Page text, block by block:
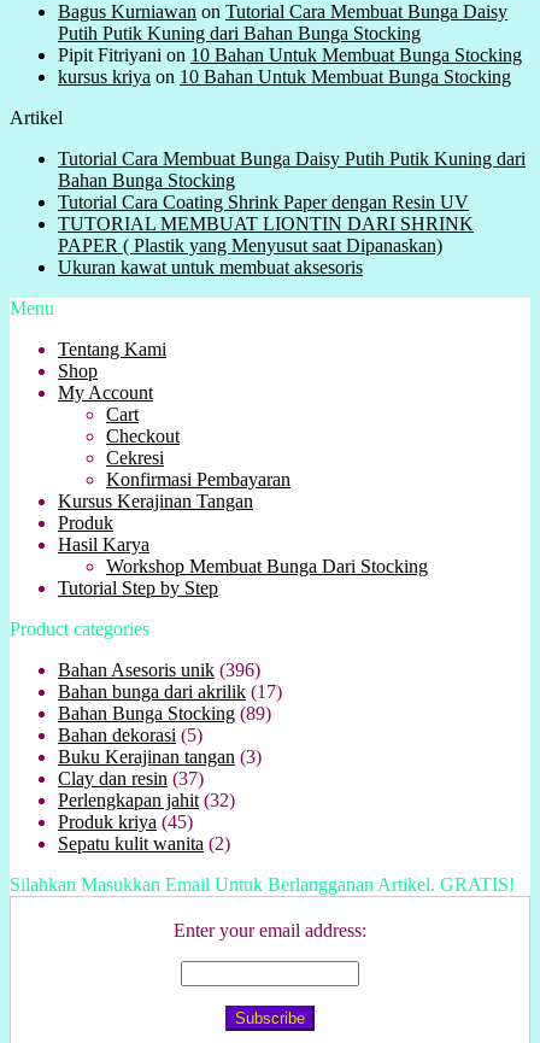
Bagus Kurniawan on Tutorial Cara Membuat Bunga Daisy
Putih Putik Kuning dari Bahan Bunga Stocking
Pipit Fitriyani on 10 Bahan Untuk Membuat Bunga Stocking
kursus kriya on 10 Bahan Untuk Membuat Bunga Stocking
Artikel
Tutorial Cara Membuat Bunga Daisy Putih Putik Kuning dari
Bahan Bunga Stocking
Tutorial Cara Coating Shrink Paper dengan Resin UV
TUTORIAL MEMBUAT LIONTIN DARI SHRINK
PAPER ( Plastik yang Menyusut saat Dipanaskan)
Ukuran kawat untuk membuat aksesoris
Menu
Tentang Kami
Shop
My Account
Cart
Checkout
Cekresi
Konfirmasi Pembayaran
Kursus Kerajinan Tangan
Produk
Hasil Karya
Workshop Membuat Bunga Dari Stocking
Tutorial Step by Step
Product categories
Bahan Asesoris unik (396)
Bahan bunga dari akrilik (17)
Bahan Bunga Stocking (89)
Bahan dekorasi (5)
Buku Kerajinan tangan (3)
Clay dan resin (37)
Perlengkapan jahit (32)
Produk kriya (45)
Sepatu kulit wanita (2)
Silahkan Masukkan Email Untuk Berlangganan Artikel. GRATIS!
Enter your email address: